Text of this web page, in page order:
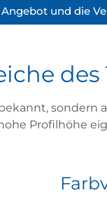
und die
des
Profilhöhe